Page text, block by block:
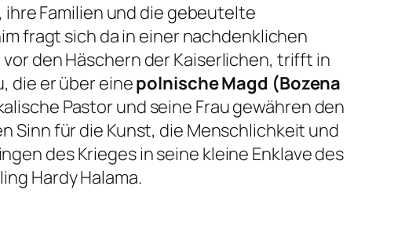
ihre Familien und die gebeutelte
fragt sich da in einer nachdenklichen
den Häschern der Kaiserlichen, trifft in
die er über einepolnische Magd (Bozena
Pastor und seine Frau gewähren den
Sinn für die Kunst, die Menschlichkeit und
des Krieges in seine kleine Enklave des
Hardy Halama.